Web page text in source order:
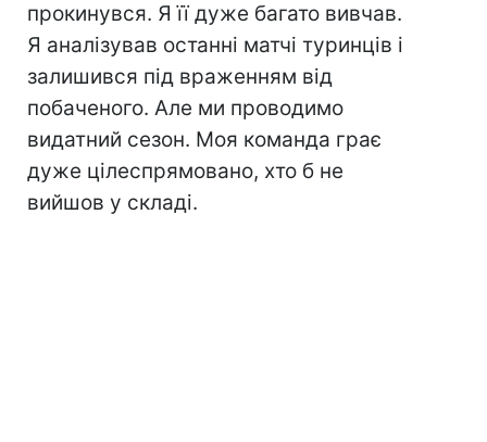
прокинувся. Я її дуже багато вивчав.
Я аналізував останні матчі туринців і
залишився під враженням від
побаченого. Але ми проводимо
видатний сезон. Моя команда грає
дуже цілеспрямовано, хто б не
вийшов у складі.